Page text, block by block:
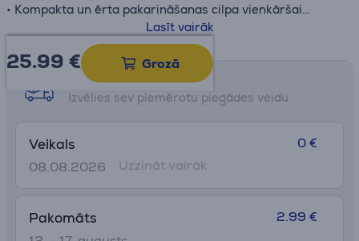
• Kompakta un ērta pakarināšanas cilpa vienkāršai
uzglabāšanai un maksimālai ērtībai.
Lasīt vairāk
25.99 € Grozā
Saņemšanas iespējas
Izvēlies sev piemērotu piegādes veidu
Veikals
08.08.2026
0 €
Uzzināt vairāk
Pakomāts 2.99 €